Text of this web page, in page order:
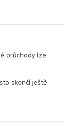
průchody lze
skončí ještě